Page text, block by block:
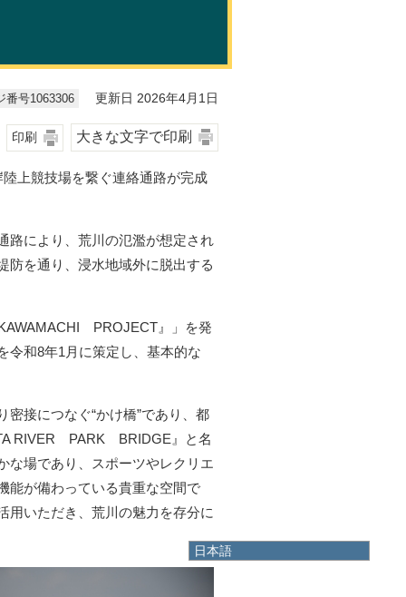
日本語
日本語
番号1063306 更新日 2026年4月1日
印刷 大きな文字で印刷
上競技場を繋ぐ連絡通路が完成
路により、荒川の氾濫が想定され
防を通り、浸水地域外に脱出する
PROJECT』」を発
令和8年1月に策定し、基本的な
接につなぐ“かけ橋”であり、都
RIVER PARK BRIDGE』と名
な場であり、スポーツやレクリエ
能が備わっている貴重な空間で
用いただき、荒川の魅力を存分に